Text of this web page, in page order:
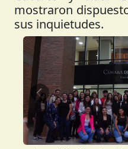
mostraron
sus inquietudes.
Anterior